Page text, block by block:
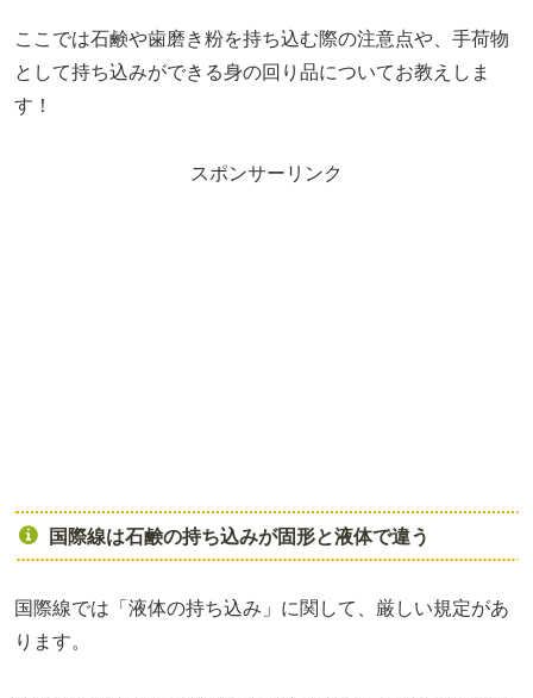
ここでは石鹸や歯磨き粉を持ち込む際の注意点や、手荷物
として持ち込みができる身の回り品についてお教えしま
す！
スポンサーリンク
国際線は石鹸の持ち込みが固形と液体で違う
国際線では「液体の持ち込み」に関して、厳しい規定があ
ります。